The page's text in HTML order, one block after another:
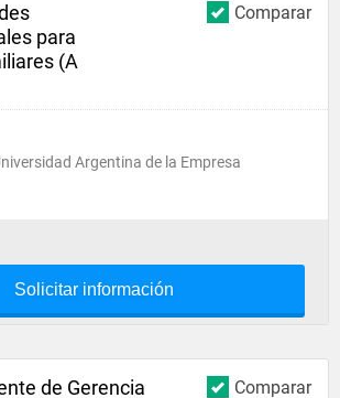
Comparar
para
(A
Argentina de la Empresa
Solicitar información
Comparar
de Gerencia